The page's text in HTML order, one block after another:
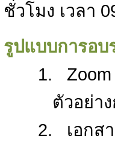
ชั่วโมง เวลา
รูปแบบการอบ
1.
ตัวอย่า
2.
เอกส